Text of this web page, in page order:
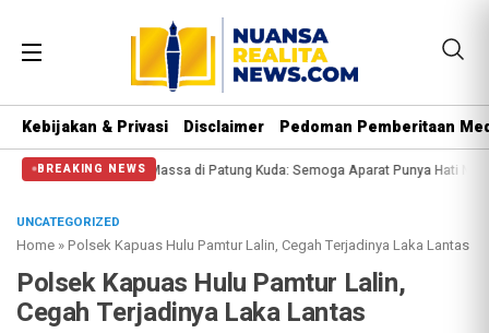
Kebijakan & Privasi Disclaimer Pedoman Pemberitaan
BREAKING NEWS
Halangi Massa di Patung Kuda: Semoga Aparat Punya Hati Nurani Massa
UNCATEGORIZED
Home »Polsek Kapuas Hulu Pamtur Lalin, Cegah Terjadinya Laka Lantas
Polsek Kapuas Hulu Pamtur Lalin,
Cegah Terjadinya Laka Lantas